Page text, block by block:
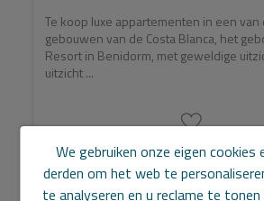
Te koop luxe appartementen in een van
gebouwen van de Costa Blanca, het
Resort in Benidorm, met geweldige
uitzicht ...
Ref. P/340 179 m2
We gebruiken onze eigen cookies
derden om het web te
te analyseren en u reclame te